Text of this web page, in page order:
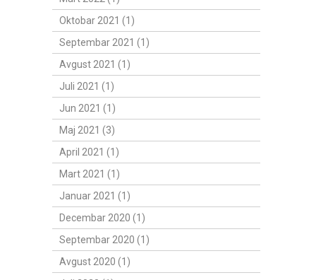
Oktobar 2021 (1)
Septembar 2021 (1)
Avgust 2021 (1)
Juli 2021 (1)
Jun 2021 (1)
Maj 2021 (3)
April 2021 (1)
Mart 2021 (1)
Januar 2021 (1)
Decembar 2020 (1)
Septembar 2020 (1)
Avgust 2020 (1)